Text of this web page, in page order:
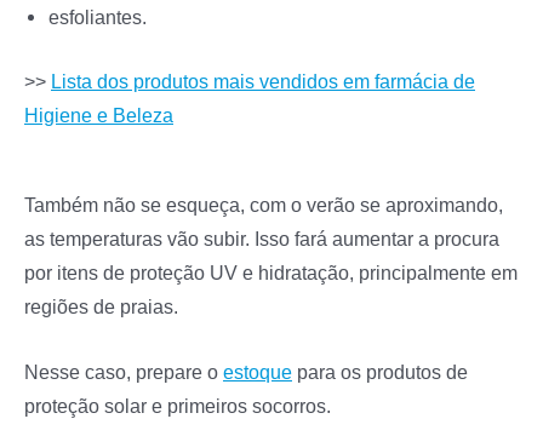
esfoliantes.
>> Lista dos produtos mais vendidos em farmácia de
Higiene e Beleza
Também não se esqueça, com o verão se aproximando,
as temperaturas vão subir. Isso fará aumentar a procura
por itens de proteção UV e hidratação, principalmente em
regiões de praias.
Nesse caso, prepare o estoque para os produtos de
proteção solar e primeiros socorros.